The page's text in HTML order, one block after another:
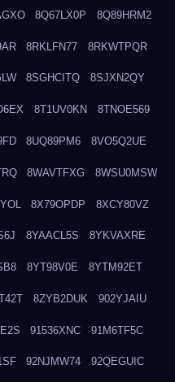
8Q67LX0P 8Q89HRM2
8RKLFN77 8RKWTPQR
8SGHCITQ 8SJXN2QY
8T1UV0KN 8TNOE569
8UQ89PM6 8VO5Q2UE
8WAVTFXG 8WSU0MSW
8X79OPDP 8XCY80VZ
8YAACL5S 8YKVAXRE
8YT98V0E 8YTM92ET
8ZYB2DUK 902YJAIU
91536XNC 91M6TF5C
92NJMW74 92QEGUIC